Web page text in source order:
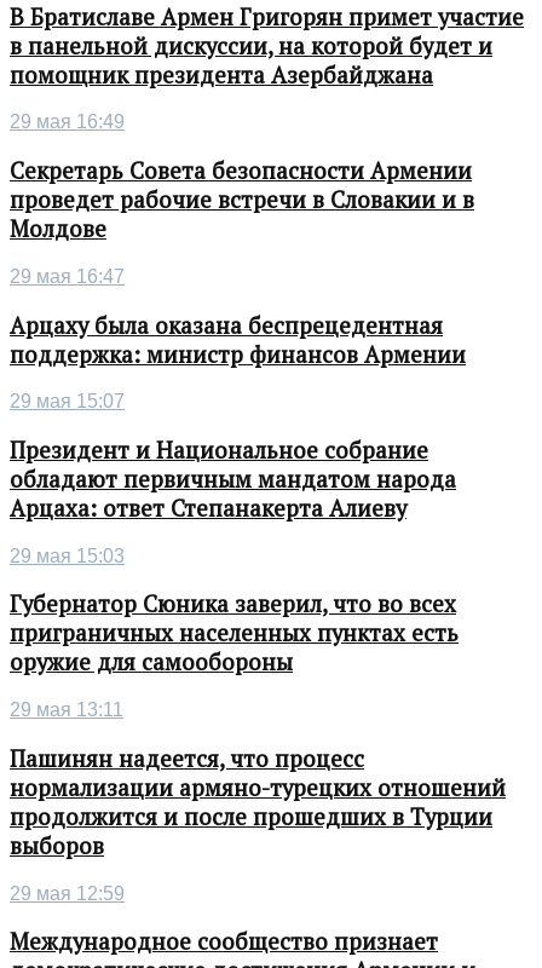
В Братиславе Армен Григорян примет участие
в панельной дискуссии, на которой будет и
помощник президента Азербайджана
29 мая 16:49
Секретарь Совета безопасности Армении
проведет рабочие встречи в Словакии и в
Молдове
29 мая 16:47
Арцаху была оказана беспрецедентная
поддержка: министр финансов Армении
29 мая 15:07
Президент и Национальное собрание
обладают первичным мандатом народа
Арцаха: ответ Степанакерта Алиеву
29 мая 15:03
Губернатор Сюника заверил, что во всех
приграничных населенных пунктах есть
оружие для самообороны
29 мая 13:11
Пашинян надеется, что процесс
нормализации армяно-турецких отношений
продолжится и после прошедших в Турции
выборов
29 мая 12:59
Международное сообщество признает